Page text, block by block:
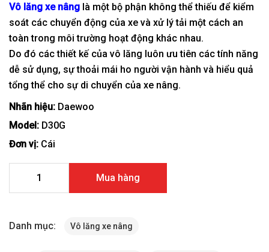
Vô lăng xe nâng là một bộ phận không thể thiếu để kiểm
soát các chuyển động của xe và xử lý tải một cách an
toàn trong môi trường hoạt động khác nhau.
Do đó các thiết kế của vô lăng luôn ưu tiên các tính năng
dễ sử dụng, sự thoải mái ho người vận hành và hiểu quả
tổng thể cho sự di chuyển của xe nâng.
Nhãn hiệu: Daewoo
Model: D30G
Đơn vị: Cái
Mua hàng
Danh mục: Vô lăng xe nâng